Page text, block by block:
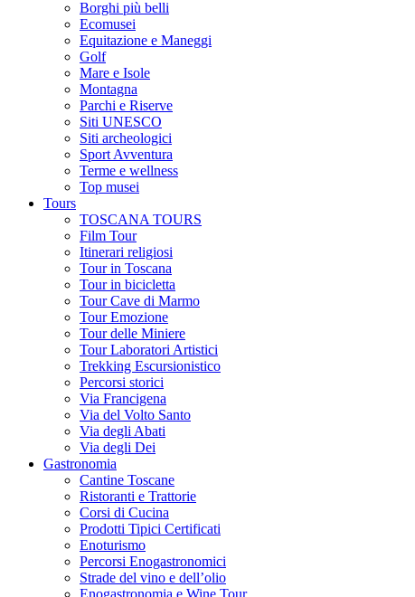
Borghi più belli
Ecomusei
Equitazione e Maneggi
Golf
Mare e Isole
Montagna
Parchi e Riserve
Siti UNESCO
Siti archeologici
Sport Avventura
Terme e wellness
Top musei
Tours
TOSCANA TOURS
Film Tour
Itinerari religiosi
Tour in Toscana
Tour in bicicletta
Tour Cave di Marmo
Tour Emozione
Tour delle Miniere
Tour Laboratori Artistici
Trekking Escursionistico
Percorsi storici
Via Francigena
Via del Volto Santo
Via degli Abati
Via degli Dei
Gastronomia
Cantine Toscane
Ristoranti e Trattorie
Corsi di Cucina
Prodotti Tipici Certificati
Enoturismo
Percorsi Enogastronomici
Strade del vino e dell’olio